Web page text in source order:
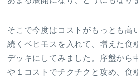
そこで今度はコストがもっとも高
続くベヒモスを入れて、増えた食
デッキにしてみました。序盤から
や１コストでチクチクと攻め、食